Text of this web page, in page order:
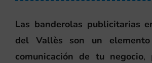
Las banderolas publicitarias
del Vallès son un
comunicación de tu negocio,